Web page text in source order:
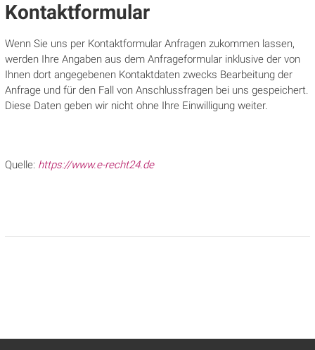
Kontaktformular
Wenn Sie uns per Kontaktformular Anfragen zukommen lassen,
werden Ihre Angaben aus dem Anfrageformular inklusive der von
Ihnen dort angegebenen Kontaktdaten zwecks Bearbeitung der
Anfrage und für den Fall von Anschlussfragen bei uns gespeichert.
Diese Daten geben wir nicht ohne Ihre Einwilligung weiter.
Quelle: https://www.e-recht24.de